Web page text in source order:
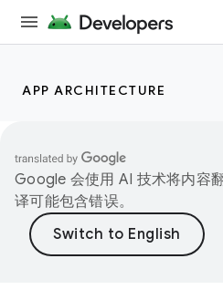
APP ARCHITECTURE
Google 会使用 AI 技术将内容
译可能包含错误。